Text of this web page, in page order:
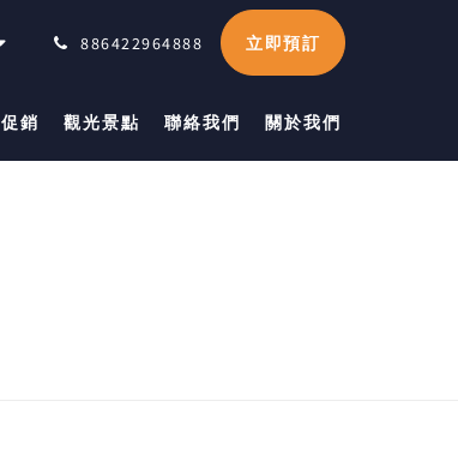
886422964888 立即預訂
促銷 觀光景點 聯絡我們 關於我們